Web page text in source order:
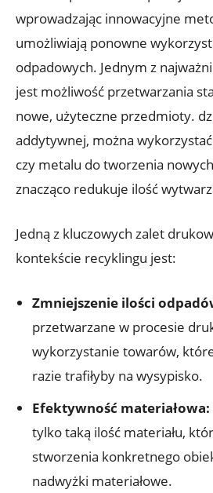
wprowadzając innowacyjne
umożliwiają ponowne
odpadowych. Jednym z
jest możliwość przetwarzania
nowe, użyteczne przedmioty.
addytywnej, można
czy metalu do tworzenia
znacząco redukuje ilość
Jedną z kluczowych zalet
kontekście recyklingu jest:
Zmniejszenie ilości
przetwarzane w procesie
wykorzystanie towarów,
razie trafiłyby na wysypisko.
Efektywność materiałowa:
tylko taką ilość materiału,
stworzenia konkretnego
nadwyżki materiałowe.